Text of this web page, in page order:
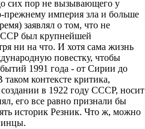
сих пор не вызывающего у
прежнему империя зла и больше
заявлял о том, что не
был крупнейшей
ни на что. И хотя сама жизнь
повестку, чтобы
1991 года - от Сирии до
контексте критика,
в 1922 году СССР, носит
его все равно признали бы
историк Резник. Что ж, можно